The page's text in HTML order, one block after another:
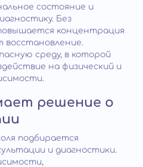
состояние и
Без
концентрация
восстановление.
среду, в которой
на физический и
решение о
подбирается
и диагностики.